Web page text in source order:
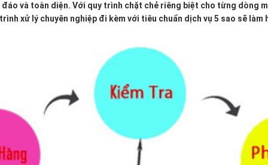
và toàn diện. Với quy trình chặt chẻ riêng biệt cho từng dòng
xử lý chuyên nghiệp đi kèm với tiêu chuẩn dịch vụ 5 sao sẽ làm